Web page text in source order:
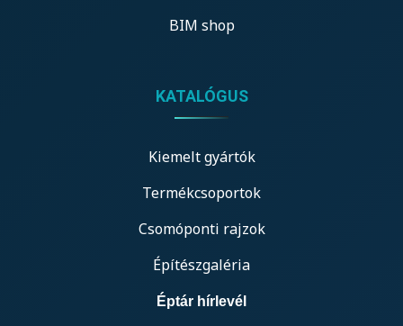
BIM shop
KATALÓGUS
Kiemelt gyártók
Termékcsoportok
Csomóponti rajzok
Építészgaléria
Éptár hírlevél